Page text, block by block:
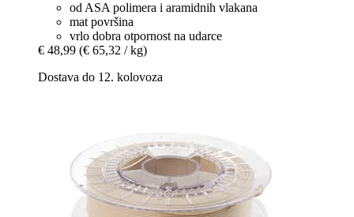
od ASA polimera i aramidnih vlakana
mat površina
vrlo dobra otpornost na udarce
€ 48,99 (€ 65,32 / kg)
Dostava do 12. kolovoza